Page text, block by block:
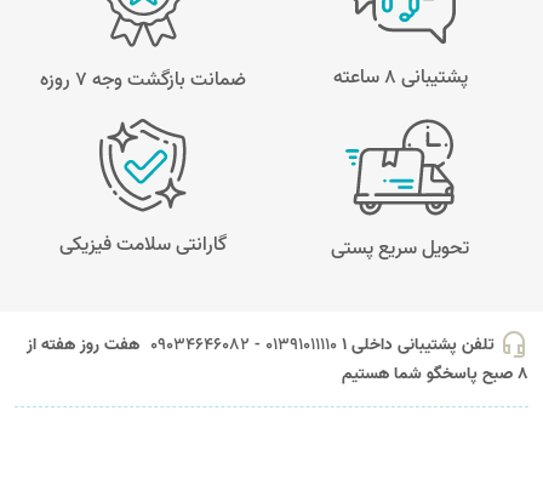
پشتیبانی 8 ساعته ضمانت بازگشت وجه ۷ روزه
تحویل سریع پستی گارانتی سلامت فیزیکی
headset_mic تلفن پشتیبانی داخلی 1 01391011110 - 09034646082
هفت روز هفته از
8 صبح پاسخگو شما هستیم